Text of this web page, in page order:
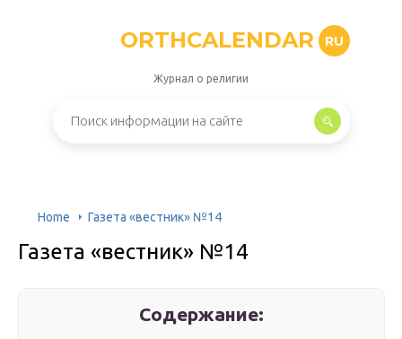
ORTHCALENDAR RU
Журнал о религии
Home Газета «вестник» №14
Газета «вестник» №14
Содержание: